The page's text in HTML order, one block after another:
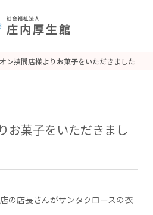
ン挟間店様よりお菓子をいただきました
お菓子をいただきまし
の店長さんがサンタクロースの衣